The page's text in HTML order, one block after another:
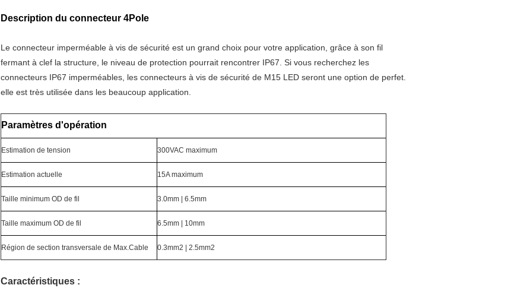
Description du connecteur 4Pole
Le connecteur imperméable à vis de sécurité est un grand choix pour votre application, grâce à son fil
fermant à clef la structure, le niveau de protection pourrait rencontrer IP67. Si vous recherchez les
connecteurs IP67 imperméables, les connecteurs à vis de sécurité de M15 LED seront une option de perfet.
elle est très utilisée dans les beaucoup application.
Paramètres d'opération
Estimation de tension 300VAC maximum
Estimation actuelle 15A maximum
Taille minimum OD de fil 3.0mm | 6.5mm
Taille maximum OD de fil 6.5mm | 10mm
Région de section transversale de Max.Cable 0.3mm2 | 2.5mm2
Caractéristiques :